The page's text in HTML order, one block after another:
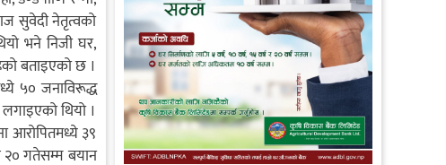
सुवेदी नेतृत्वको
भने निजी घर,
बताइएको छ ।
५० जनाविरूद्ध
थियो ।
आरोपितमध्ये ३९
२० गतेसम्म बयान